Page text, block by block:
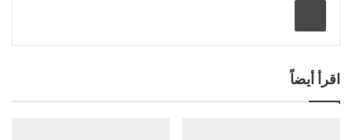
اقرأ أيضاً